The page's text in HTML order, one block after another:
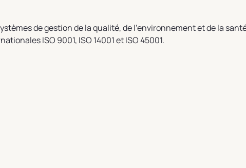
de gestion de la qualité, de l'environnement et de la
ISO 9001, ISO 14001 et ISO 45001.